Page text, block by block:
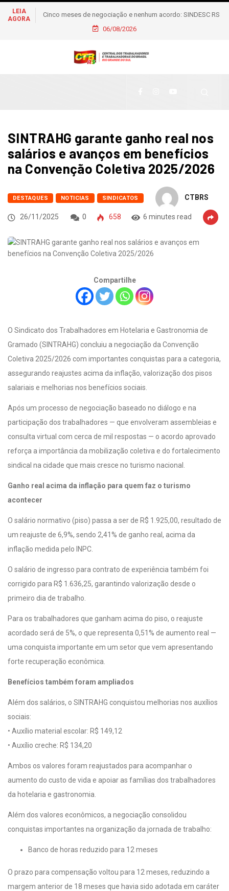
LEIA
AGORA
SINDESC RS
Metalúrgicos de Caxias do Sul aprovam reajuste
6% e piso de R$ 2,5 mil
06/08/2026
SINTRAHG garante ganho real nos
salários e avanços em benefícios
na Convenção Coletiva 2025/2026
DESTAQUES NOTICIAS SINDICATOS CTBRS
26/11/2025 0 658 6 minutes read
Compartilhe
O Sindicato dos Trabalhadores em Hotelaria e Gastronomia de
Gramado (SINTRAHG) concluiu a negociação da Convenção
Coletiva 2025/2026 com importantes conquistas para a categoria,
assegurando reajustes acima da inflação, valorização dos pisos
salariais e melhorias nos benefícios sociais.
Após um processo de negociação baseado no diálogo e na
participação dos trabalhadores — que envolveram assembleias e
consulta virtual com cerca de mil respostas — o acordo aprovado
reforça a importância da mobilização coletiva e do fortalecimento
sindical na cidade que mais cresce no turismo nacional.
Ganho real acima da inflação para quem faz o turismo
acontecer
O salário normativo (piso) passa a ser de R$ 1.925,00, resultado de
um reajuste de 6,9%, sendo 2,41% de ganho real, acima da
inflação medida pelo INPC.
O salário de ingresso para contrato de experiência também foi
corrigido para R$ 1.636,25, garantindo valorização desde o
primeiro dia de trabalho.
Para os trabalhadores que ganham acima do piso, o reajuste
acordado será de 5%, o que representa 0,51% de aumento real —
uma conquista importante em um setor que vem apresentando
forte recuperação econômica.
Benefícios também foram ampliados
Além dos salários, o SINTRAHG conquistou melhorias nos auxílios
sociais:
• Auxílio material escolar: R$ 149,12
• Auxílio creche: R$ 134,20
Ambos os valores foram reajustados para acompanhar o
aumento do custo de vida e apoiar as famílias dos trabalhadores
da hotelaria e gastronomia.
Além dos valores econômicos, a negociação consolidou
conquistas importantes na organização da jornada de trabalho:
Banco de horas reduzido para 12 meses
O prazo para compensação voltou para 12 meses, reduzindo a
margem anterior de 18 meses que havia sido adotada em caráter